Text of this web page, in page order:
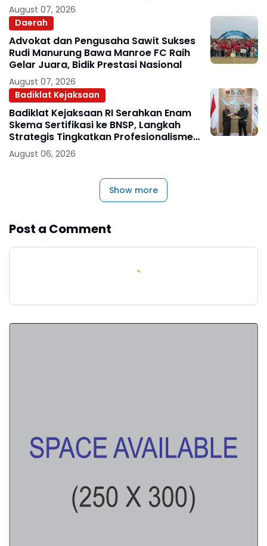
August 07, 2026
Daerah
Advokat dan Pengusaha Sawit Sukses
Rudi Manurung Bawa Manroe FC Raih
Gelar Juara, Bidik Prestasi Nasional
August 07, 2026
Badiklat Kejaksaan
Badiklat Kejaksaan RI Serahkan Enam
Skema Sertifikasi ke BNSP, Langkah
Strategis Tingkatkan Profesionalisme
Jaksa
August 06, 2026
Show more
Post a Comment